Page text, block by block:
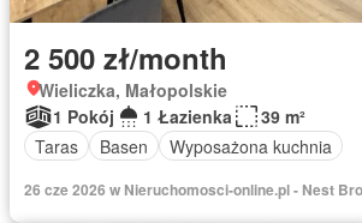
2 500 zł/month
Wieliczka, Małopolskie
1 Pokój
1 Łazienka
39 m²
Taras
Basen Wyposażona kuchnia
26 cze 2026 w Nieruchomosci-online.pl - Nest